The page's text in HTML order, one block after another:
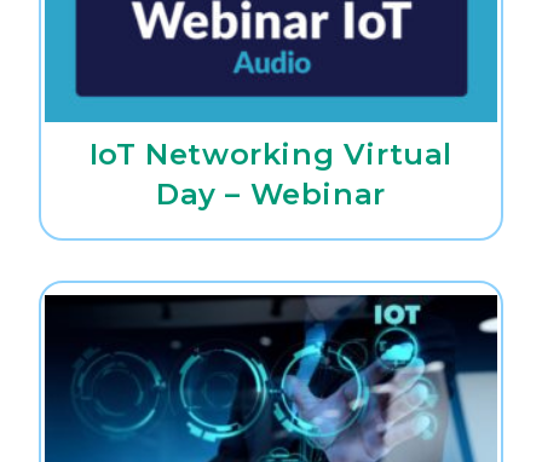
IoT Networking Virtual
Day – Webinar